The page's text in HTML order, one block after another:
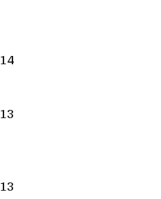
14
13
13